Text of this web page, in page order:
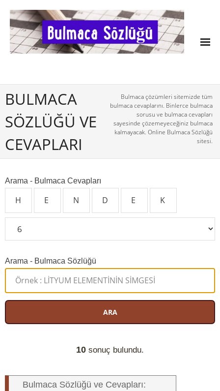
BULMACA
SÖZLÜĞÜ VE
CEVAPLARI
Bulmaca çözümleri sitemizde tüm
bulmaca cevaplarını. Binlerce bulmaca
sorusu ve bulmaca cevapları
sayesinde çözemeyeceğiniz bulmaca
kalmayacak. Online Bulmaca Sözlüğü
sitesi.
Arama - Bulmaca Cevapları
Arama - Bulmaca Sözlüğü
ARA
10 sonuç bulundu.
Bulmaca Sözlüğü ve Cevapları: